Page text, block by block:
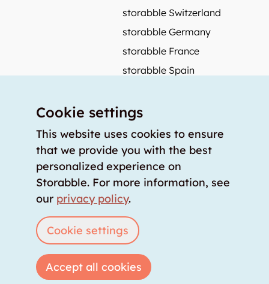
storabble Switzerland
storabble Germany
storabble France
storabble Spain
Press coverage
How to calculate the size of a storage room?
How much does a storage room cost?
For storage providers
Login List storage room
Copyright © 2026 storabble|privacy policy
Cookie settings
This website uses cookies to ensure
that we provide you with the best
personalized experience on
Storabble. For more information, see
our privacy policy.
Cookie settings
Accept all cookies